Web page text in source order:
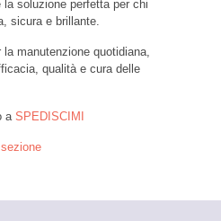
soluzione perfetta per chi
sicura e brillante.
manutenzione quotidiana,
qualità e cura delle
a SPEDISCIMI
sezione